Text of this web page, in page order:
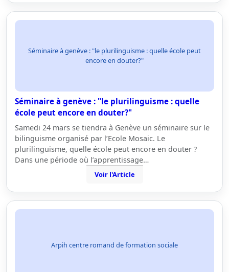
Séminaire à genève : "le plurilinguisme : quelle école peut
encore en douter?"
Séminaire à genève : "le plurilinguisme : quelle
école peut encore en douter?"
Samedi 24 mars se tiendra à Genève un séminaire sur le
bilinguisme organisé par l’Ecole Mosaic. Le
plurilinguisme, quelle école peut encore en douter ?
Dans une période où l’apprentissage…
Voir l'Article
Arpih centre romand de formation sociale